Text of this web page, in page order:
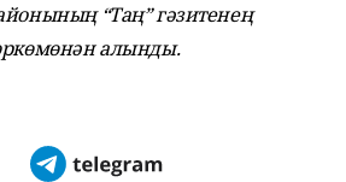
“Таң” гәзитенең
алынды.